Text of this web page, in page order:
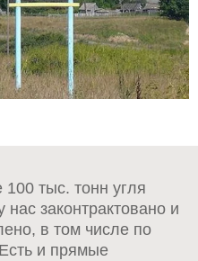
тыс. тонн угля
нас законтрактовано и
в том числе по
и прямые